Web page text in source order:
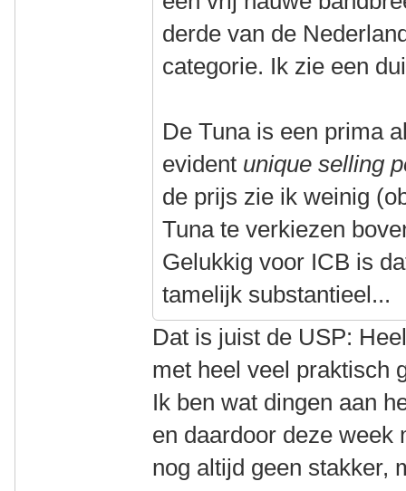
derde van de
categorie. Ik zie een
De Tuna is een prima
evident unique selling
de prijs zie ik weinig
Tuna te verkiezen
Gelukkig voor ICB is
tamelijk substantieel...
Dat is juist de USP:
met heel veel praktisch
Ik ben wat dingen aan
en daardoor deze week
nog altijd geen stakker,